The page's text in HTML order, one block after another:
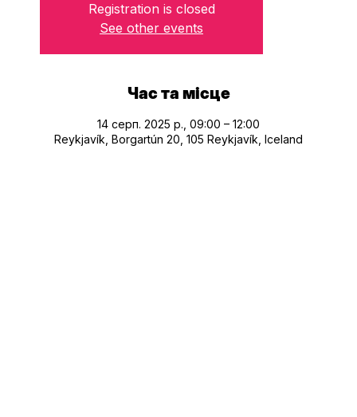
Registration is closed
See other events
Час та місце
14 серп. 2025 р., 09:00 – 12:00
Reykjavík, Borgartún 20, 105 Reykjavík, Iceland